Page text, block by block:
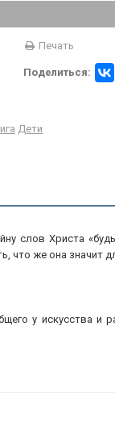
Печать
Поделиться:
Дети
слов Христа
что же она значит
у искусства и